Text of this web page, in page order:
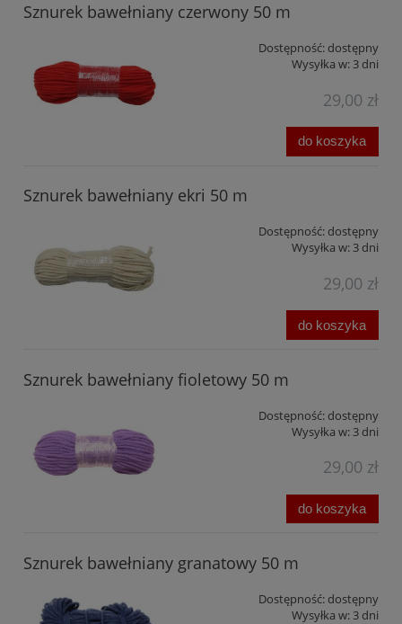
Sznurek bawełniany czerwony 50 m
Dostępność: dostępny
Wysyłka w: 3 dni
29,00 zł
do koszyka
Sznurek bawełniany ekri 50 m
Dostępność: dostępny
Wysyłka w: 3 dni
29,00 zł
do koszyka
Sznurek bawełniany fioletowy 50 m
Dostępność: dostępny
Wysyłka w: 3 dni
29,00 zł
do koszyka
Sznurek bawełniany granatowy 50 m
Dostępność: dostępny
Wysyłka w: 3 dni